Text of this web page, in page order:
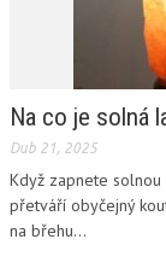
Na co je solná
Dub 21, 2025
Když zapnete
přetváří obyčejný
na břehu...